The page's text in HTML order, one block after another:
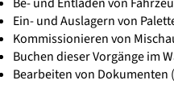
Ein- und Auslagern von
Kommissionieren von
Buchen dieser Vorgänge im
Bearbeiten von Dokumenten